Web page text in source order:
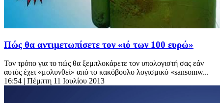
Πώς θα αντιμετωπίσετε τον «ιό των 100 ευρώ»
Τον τρόπο για το πώς θα ξεμπλοκάρετε τον υπολογιστή σας εάν
αυτός έχει «μολυνθεί» από το κακόβουλο λογισμικό «sansomw...
16:54 | Πέμπτη 11 Ιουλίου 2013